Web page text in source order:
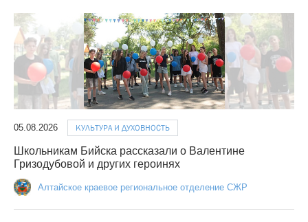
05.08.2026 КУЛЬТУРА И ДУХОВНОСТЬ
Школьникам Бийска рассказали о Валентине
Гризодубовой и других героинях
Алтайское краевое региональное отделение СЖР